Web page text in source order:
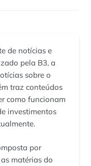
de notícias e
pela B3, a
sobre o
traz conteúdos
como funcionam
investimentos
por
matérias do